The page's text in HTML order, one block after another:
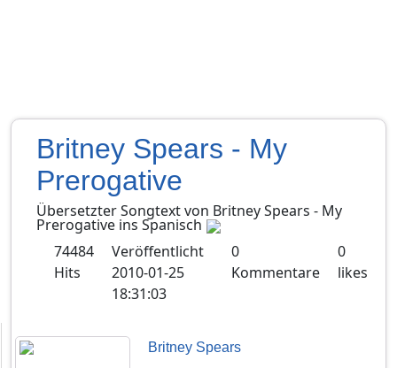
Britney Spears - My
Prerogative
Übersetzter Songtext von Britney Spears - My
Prerogative ins Spanisch
74484
Hits
Veröffentlicht
2010-01-25
18:31:03
0
Kommentare
0
likes
Britney Spears